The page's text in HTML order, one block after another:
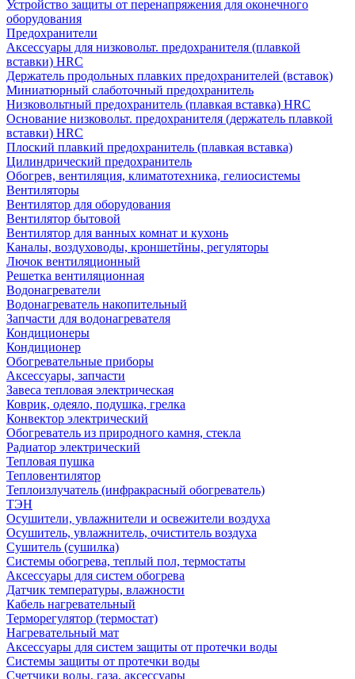
Устройство защиты от перенапряжения для оконечного
оборудования
Предохранители
Аксессуары для низковольт. предохранителя (плавкой
вставки) HRC
Держатель продольных плавких предохранителей (вставок)
Миниатюрный слаботочный предохранитель
Низковольтный предохранитель (плавкая вставка) HRC
Основание низковольт. предохранителя (держатель плавкой
вставки) HRC
Плоский плавкий предохранитель (плавкая вставка)
Цилиндрический предохранитель
Обогрев, вентиляция, климатотехника, гелиосистемы
Вентиляторы
Вентилятор для оборудования
Вентилятор бытовой
Вентилятор для ванных комнат и кухонь
Каналы, воздуховоды, кроншетйны, регуляторы
Лючок вентиляционный
Решетка вентиляционная
Водонагреватели
Водонагреватель накопительный
Запчасти для водонагревателя
Кондиционеры
Кондиционер
Обогревательные приборы
Аксессуары, запчасти
Завеса тепловая электрическая
Коврик, одеяло, подушка, грелка
Конвектор электрический
Обогреватель из природного камня, стекла
Радиатор электрический
Тепловая пушка
Тепловентилятор
Теплоизлучатель (инфракрасный обогреватель)
ТЭН
Осушители, увлажнители и освежители воздуха
Осушитель, увлажнитель, очиститель воздуха
Сушитель (сушилка)
Системы обогрева, теплый пол, термостаты
Аксессуары для систем обогрева
Датчик температуры, влажности
Кабель нагревательный
Терморегулятор (термостат)
Нагревательный мат
Аксессуары для систем защиты от протечки воды
Системы защиты от протечки воды
Счетчики воды, газа, аксессуары